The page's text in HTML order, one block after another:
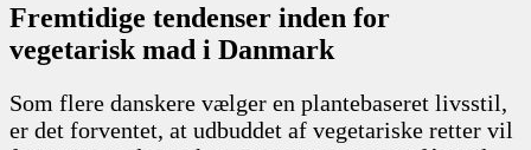
Fremtidige tendenser inden for
vegetarisk mad i Danmark
Som flere danskere vælger en plantebaseret livsstil,
er det forventet, at udbuddet af vegetariske retter vil